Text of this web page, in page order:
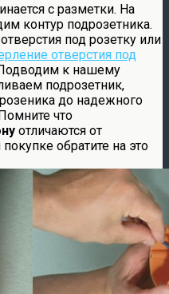
с разметки. На
контур подрозетника.
под розетку или
отверстия под
к нашему
подрозетник,
до надежного
что
отличаются от
обратите на это